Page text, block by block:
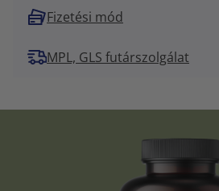
Fizetési mód
MPL, GLS futárszolgálat